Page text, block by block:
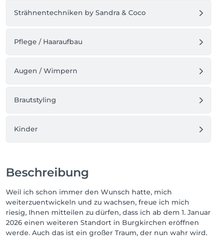
Strähnentechniken by Sandra & Coco
Pflege / Haaraufbau
Augen / Wimpern
Brautstyling
Kinder
Beschreibung
Weil ich schon immer den Wunsch hatte, mich
weiterzuentwickeln und zu wachsen, freue ich mich
riesig, Ihnen mitteilen zu dürfen, dass ich ab dem 1. Januar
2026 einen weiteren Standort in Burgkirchen eröffnen
werde. Auch das ist ein großer Traum, der nun wahr wird.